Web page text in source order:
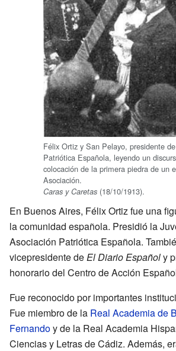
Félix Ortiz y San Pelayo, presidente
Patriótica Española, leyendo un
colocación de la primera piedra de un
Asociación.
Caras y Caretas (18/10/1913).
En Buenos Aires, Félix Ortiz fue una
la comunidad española. Presidió la
Asociación Patriótica Española.
vicepresidente deEl Diario Españoly
honorario del Centro de Acción
Fue reconocido por importantes
Fue miembro de la Real Academia de
Fernandoy de la Real Academia
Ciencias y Letras de Cádiz. Además,